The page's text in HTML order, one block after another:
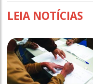
LEIA NOTÍCIAS